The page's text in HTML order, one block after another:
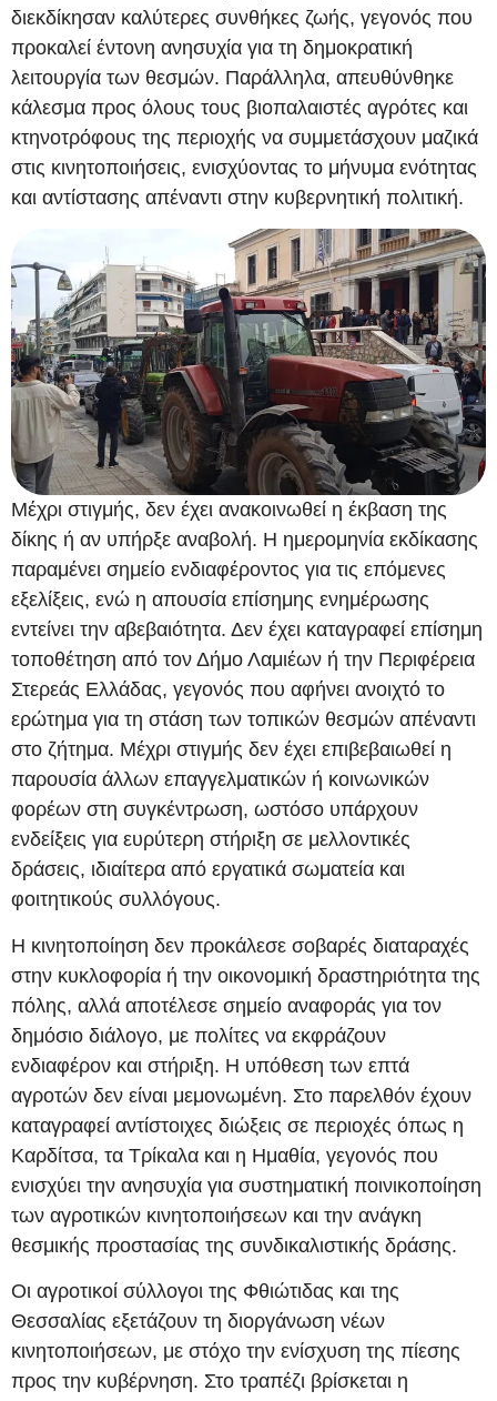
διεκδίκησαν καλύτερες συνθήκες ζωής, γεγονός που
προκαλεί έντονη ανησυχία για τη δημοκρατική
λειτουργία των θεσμών. Παράλληλα, απευθύνθηκε
κάλεσμα προς όλους τους βιοπαλαιστές αγρότες και
κτηνοτρόφους της περιοχής να συμμετάσχουν μαζικά
στις κινητοποιήσεις, ενισχύοντας το μήνυμα ενότητας
και αντίστασης απέναντι στην κυβερνητική πολιτική.
Μέχρι στιγμής, δεν έχει ανακοινωθεί η έκβαση της
δίκης ή αν υπήρξε αναβολή. Η ημερομηνία εκδίκασης
παραμένει σημείο ενδιαφέροντος για τις επόμενες
εξελίξεις, ενώ η απουσία επίσημης ενημέρωσης
εντείνει την αβεβαιότητα. Δεν έχει καταγραφεί επίσημη
τοποθέτηση από τον Δήμο Λαμιέων ή την Περιφέρεια
Στερεάς Ελλάδας, γεγονός που αφήνει ανοιχτό το
ερώτημα για τη στάση των τοπικών θεσμών απέναντι
στο ζήτημα. Μέχρι στιγμής δεν έχει επιβεβαιωθεί η
παρουσία άλλων επαγγελματικών ή κοινωνικών
φορέων στη συγκέντρωση, ωστόσο υπάρχουν
ενδείξεις για ευρύτερη στήριξη σε μελλοντικές
δράσεις, ιδιαίτερα από εργατικά σωματεία και
φοιτητικούς συλλόγους.
Η κινητοποίηση δεν προκάλεσε σοβαρές διαταραχές
στην κυκλοφορία ή την οικονομική δραστηριότητα της
πόλης, αλλά αποτέλεσε σημείο αναφοράς για τον
δημόσιο διάλογο, με πολίτες να εκφράζουν
ενδιαφέρον και στήριξη. Η υπόθεση των επτά
αγροτών δεν είναι μεμονωμένη. Στο παρελθόν έχουν
καταγραφεί αντίστοιχες διώξεις σε περιοχές όπως η
Καρδίτσα, τα Τρίκαλα και η Ημαθία, γεγονός που
ενισχύει την ανησυχία για συστηματική ποινικοποίηση
των αγροτικών κινητοποιήσεων και την ανάγκη
θεσμικής προστασίας της συνδικαλιστικής δράσης.
Οι αγροτικοί σύλλογοι της Φθιώτιδας και της
Θεσσαλίας εξετάζουν τη διοργάνωση νέων
κινητοποιήσεων, με στόχο την ενίσχυση της πίεσης
προς την κυβέρνηση. Στο τραπέζι βρίσκεται η